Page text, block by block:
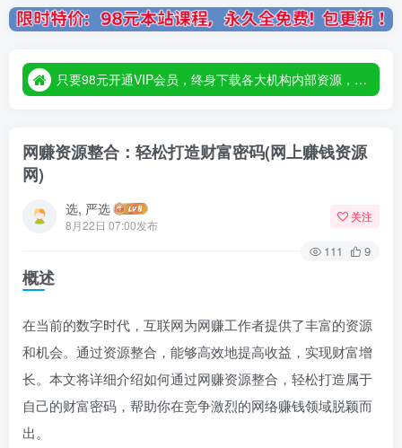
只要98元开通VIP会员，终身下载各大机构内部资源，一站式草根创业基地，最新最强网赚教程大全，小投入，大回报！
只要98元开通VIP会员，终身下载各大机构内部资源，一站式草根创业基地，最新最强网赚教程大全，小投入，大回报！
网赚资源整合：轻松打造财富密码(网上赚钱资源
网)
选, 严选
8月22日 07:00发布
关注
111 9
概述
在当前的数字时代，互联网为网赚工作者提供了丰富的资源
和机会。通过资源整合，能够高效地提高收益，实现财富增
长。本文将详细介绍如何通过网赚资源整合，轻松打造属于
自己的财富密码，帮助你在竞争激烈的网络赚钱领域脱颖而
出。